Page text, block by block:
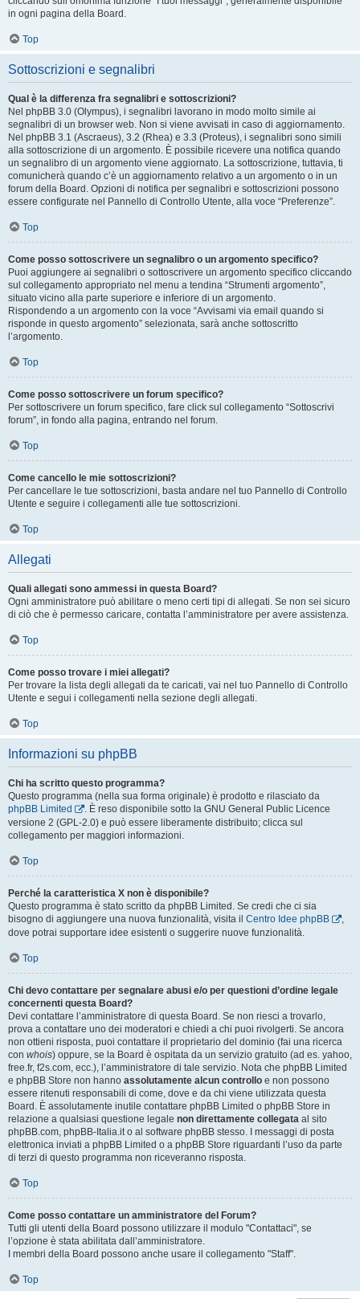
in ogni pagina della Board.
Top
Sottoscrizioni e segnalibri
Qual è la differenza fra segnalibri e sottoscrizioni?
Nel phpBB 3.0 (Olympus), i segnalibri lavorano in modo molto simile ai
segnalibri di un browser web. Non si viene avvisati in caso di aggiornamento.
Nel phpBB 3.1 (Ascraeus), 3.2 (Rhea) e 3.3 (Proteus), i segnalibri sono simili
alla sottoscrizione di un argomento. È possibile ricevere una notifica quando
un segnalibro di un argomento viene aggiornato. La sottoscrizione, tuttavia, ti
comunicherà quando c’è un aggiornamento relativo a un argomento o in un
forum della Board. Opzioni di notifica per segnalibri e sottoscrizioni possono
essere configurate nel Pannello di Controllo Utente, alla voce “Preferenze”.
Top
Come posso sottoscrivere un segnalibro o un argomento specifico?
Puoi aggiungere ai segnalibri o sottoscrivere un argomento specifico cliccando
sul collegamento appropriato nel menu a tendina “Strumenti argomento”,
situato vicino alla parte superiore e inferiore di un argomento.
Rispondendo a un argomento con la voce “Avvisami via email quando si
risponde in questo argomento” selezionata, sarà anche sottoscritto
l’argomento.
Top
Come posso sottoscrivere un forum specifico?
Per sottoscrivere un forum specifico, fare click sul collegamento “Sottoscrivi
forum”, in fondo alla pagina, entrando nel forum.
Top
Come cancello le mie sottoscrizioni?
Per cancellare le tue sottoscrizioni, basta andare nel tuo Pannello di Controllo
Utente e seguire i collegamenti alle tue sottoscrizioni.
Top
Allegati
Quali allegati sono ammessi in questa Board?
Ogni amministratore può abilitare o meno certi tipi di allegati. Se non sei sicuro
di ciò che è permesso caricare, contatta l’amministratore per avere assistenza.
Top
Come posso trovare i miei allegati?
Per trovare la lista degli allegati da te caricati, vai nel tuo Pannello di Controllo
Utente e segui i collegamenti nella sezione degli allegati.
Top
Informazioni su phpBB
Chi ha scritto questo programma?
Questo programma (nella sua forma originale) è prodotto e rilasciato da
phpBB Limited
. È reso disponibile sotto la GNU General Public Licence
versione 2 (GPL-2.0) e può essere liberamente distribuito; clicca sul
collegamento per maggiori informazioni.
Top
Perché la caratteristica X non è disponibile?
Questo programma è stato scritto da phpBB Limited. Se credi che ci sia
bisogno di aggiungere una nuova funzionalità, visita il Centro Idee phpBB
,
dove potrai supportare idee esistenti o suggerire nuove funzionalità.
Top
Chi devo contattare per segnalare abusi e/o per questioni d’ordine legale
concernenti questa Board?
Devi contattare l’amministratore di questa Board. Se non riesci a trovarlo,
prova a contattare uno dei moderatori e chiedi a chi puoi rivolgerti. Se ancora
non ottieni risposta, puoi contattare il proprietario del dominio (fai una ricerca
con whois) oppure, se la Board è ospitata da un servizio gratuito (ad es. yahoo,
free.fr, f2s.com, ecc.), l’amministratore di tale servizio. Nota che phpBB Limited
e phpBB Store non hanno assolutamente alcun controllo e non possono
essere ritenuti responsabili di come, dove e da chi viene utilizzata questa
Board. È assolutamente inutile contattare phpBB Limited o phpBB Store in
relazione a qualsiasi questione legale non direttamente collegata al sito
phpBB.com, phpBB-Italia.it o al software phpBB stesso. I messaggi di posta
elettronica inviati a phpBB Limited o a phpBB Store riguardanti l’uso da parte
di terzi di questo programma non riceveranno risposta.
Top
Come posso contattare un amministratore del Forum?
Tutti gli utenti della Board possono utilizzare il modulo "Contattaci", se
l’opzione è stata abilitata dall’amministratore.
I membri della Board possono anche usare il collegamento "Staff".
Top